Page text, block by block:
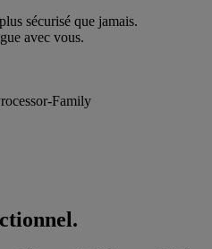
sécurisé que jamais.
avec vous.